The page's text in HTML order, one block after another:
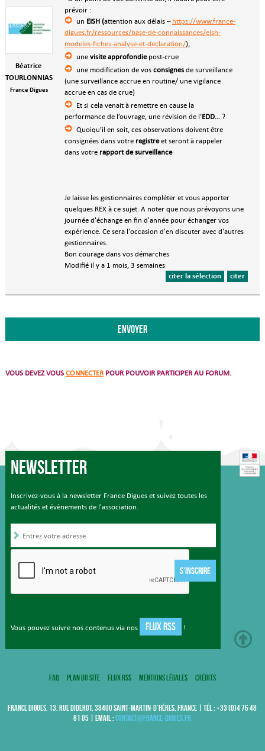
Béatrice
TOURLONNIAS
France Digues
prévoir :
un EISH (attention aux délais – https://www.france-
digues.fr/ressources/base-de-connaissances/eish-
modeles-fiches-analyse-et-declaration/),
une visite approfondiepost-crue
une modification de vos consignesde surveillance
(une surveillance accrue en routine/ une vigilance
accrue en cas de crue)
Et si cela venait à remettre en cause la
performance de l’ouvrage, une révision de l’EDD… ?
Quoiqu’il en soit, ces observations doivent être
consignées dans votre registreet seront à rappeler
dans votrerapport de surveillance
Je laisse les gestionnaires compléter et vous apporter
quelques REX à ce sujet. A noter que nous prévoyons une
journée d'échange en fin d'année pour échanger vos
expérience. Ce sera l'occasion d'en discuter avec d'autres
gestionnaires.
Bon courage dans vos démarches
Modifié il y a 1 mois, 3 semaines
citer
citer la sélection
VOUS DEVEZ VOUS CONNECTERPOUR POUVOIR PARTICIPER AU FORUM.
Newsletter
Inscrivez-vous à la newsletter France Digues et suivez toutes les
actualités et évènements de l'association.
S'INSCRIRE
Vous pouvez suivre nos contenus via nos FLUX RSS !
FAQ Plan du site Flux RSS Mentions légales Crédits
FRANCE DIGUES, 13, RUE DIDEROT, 38400 SAINT-MARTIN-D’HÈRES, FRANCE | TÉL : +33 (0)4 76 48
81 05 | EMAIL :contact@france-digues.fr